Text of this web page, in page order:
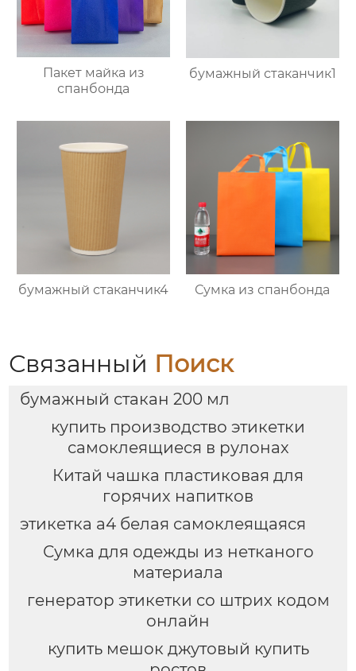
Пакет майка из
спанбонда
бумажный стаканчик1
бумажный стаканчик4 Сумка из спанбонда
Связанный Поиск
бумажный стакан 200 мл
купить производство этикетки
самоклеящиеся в рулонах
Китай чашка пластиковая для
горячих напитков
этикетка а4 белая самоклеящаяся
Сумка для одежды из нетканого
материала
генератор этикетки со штрих кодом
онлайн
купить мешок джутовый купить